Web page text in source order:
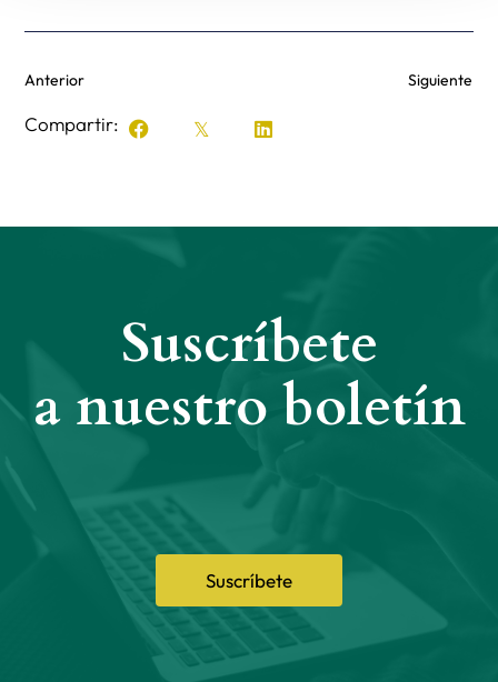
Anterior Siguiente
Compartir:
Suscríbete
Suscríbete
a nuestro boletín